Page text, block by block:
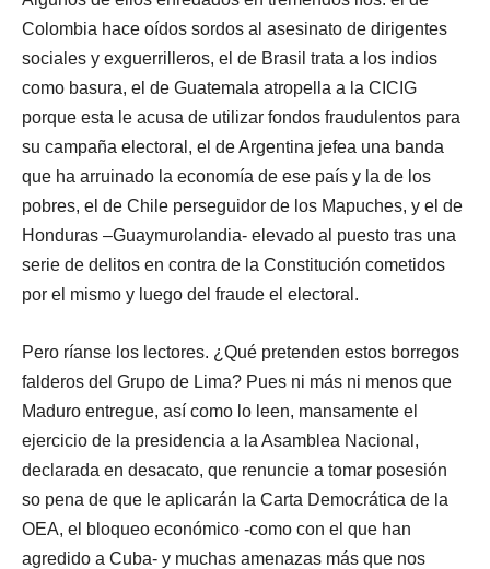
Colombia hace oídos sordos al asesinato de dirigentes
sociales y exguerrilleros, el de Brasil trata a los indios
como basura, el de Guatemala atropella a la CICIG
porque esta le acusa de utilizar fondos fraudulentos para
su campaña electoral, el de Argentina jefea una banda
que ha arruinado la economía de ese país y la de los
pobres, el de Chile perseguidor de los Mapuches, y el de
Honduras –Guaymurolandia- elevado al puesto tras una
serie de delitos en contra de la Constitución cometidos
por el mismo y luego del fraude el electoral.
Pero ríanse los lectores. ¿Qué pretenden estos borregos
falderos del Grupo de Lima? Pues ni más ni menos que
Maduro entregue, así como lo leen, mansamente el
ejercicio de la presidencia a la Asamblea Nacional,
declarada en desacato, que renuncie a tomar posesión
so pena de que le aplicarán la Carta Democrática de la
OEA, el bloqueo económico -como con el que han
agredido a Cuba- y muchas amenazas más que nos